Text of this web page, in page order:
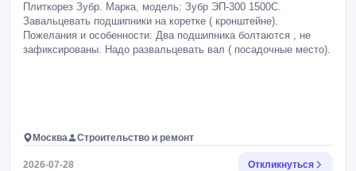
Плиткорез Зубр. Марка, модель: Зубр ЭП-300 1500С.
Завальцевать подшипники на коретке ( кронштейне).
Пожелания и особенности: Два подшипника болтаются , не
зафиксированы. Надо развальцевать вал ( посадочные место).
Москва Строительство и ремонт
2026-07-28 Откликнуться